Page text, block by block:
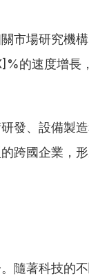
市場研究機構
的速度增長
發、設備製
跨國企業，
隨著科技的